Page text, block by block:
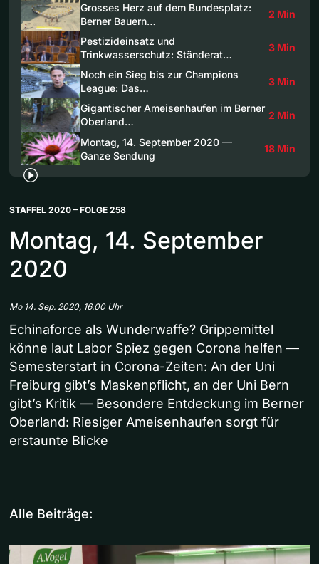
Grosses Herz auf dem Bundesplatz:
Berner Bauern…
2 Min
Pestizideinsatz und
Trinkwasserschutz: Ständerat…
3 Min
Noch ein Sieg bis zur Champions
League: Das…
3 Min
Gigantischer Ameisenhaufen im Berner
Oberland…
2 Min
Montag, 14. September 2020 —
Ganze Sendung
18 Min
STAFFEL 2020 – FOLGE 258
Montag, 14. September
2020
Mo 14. Sep. 2020, 16.00 Uhr
Echinaforce als Wunderwaffe? Grippemittel
könne laut Labor Spiez gegen Corona helfen —
Semesterstart in Corona-Zeiten: An der Uni
Freiburg gibt’s Maskenpflicht, an der Uni Bern
gibt’s Kritik — Besondere Entdeckung im Berner
Oberland: Riesiger Ameisenhaufen sorgt für
erstaunte Blicke
Alle Beiträge: